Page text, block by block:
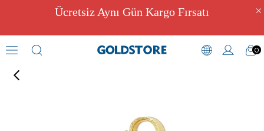
Ücretsiz Aynı Gün Kargo Fırsatı
0
Figürlü Küpeler